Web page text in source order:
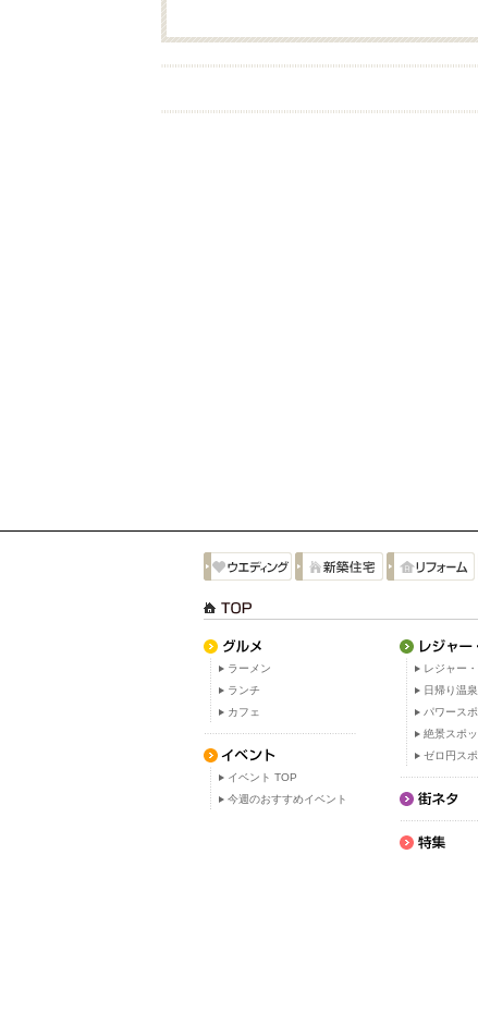
ラーメン
ランチ
カフェ
イベント TOP
今週のおすすめイベント
レジャー
日帰り温
パワース
絶景スポッ
ゼロ円ス